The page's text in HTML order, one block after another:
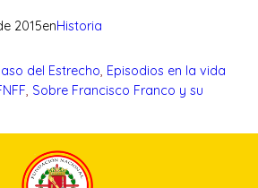
2015enHistoria
del Estrecho, Episodios en la vida
, Sobre Francisco Franco y su